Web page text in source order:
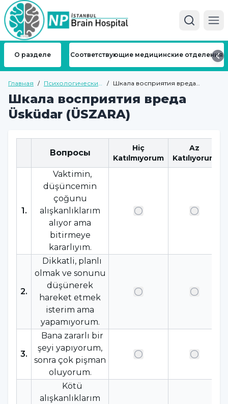
О разделе Соответствующие медицинские отделения
Главная / Психологические
/
Шкала восприятия вреда
Шкала восприятия вреда
Üsküdar (ÜSZARA)
Вопросы
Hiç
Katılmıyorum
Az
Katılıyorum
1.
Vaktimin,
düşüncemin
çoğunu
alışkanlıklarım
alıyor ama
bitirmeye
kararlıyım.
2.
Dikkatli, planlı
olmak ve sonunu
düşünerek
hareket etmek
isterim ama
yapamıyorum.
3.
Bana zararlı bir
şeyi yapıyorum,
sonra çok pişman
oluyorum.
Kötü
alışkanlıklarım